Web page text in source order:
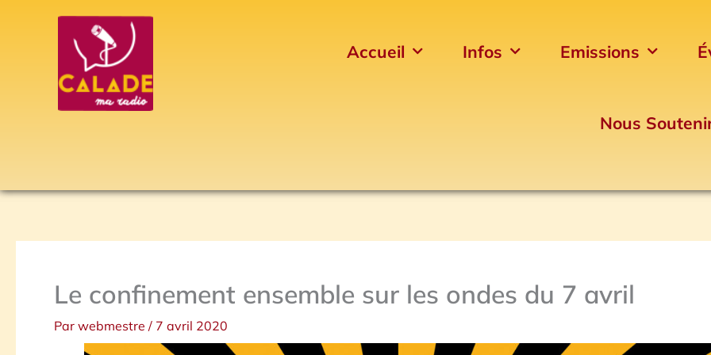
Accueil Infos Emissions
Nous
Le confinement ensemble sur les ondes du 7 avril
Par webmestre / 7 avril 2020